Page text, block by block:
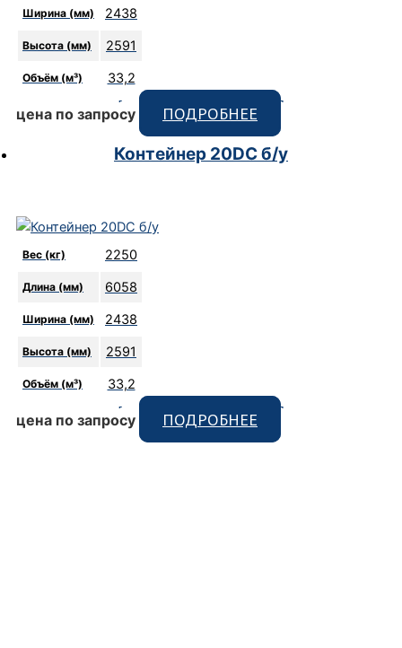
Ширина (мм) 2438
Высота (мм) 2591
Объём (м³)
33,2
[code_snippet id=9 format]
цена по запросу ПОДРОБНЕЕ
Контейнер 20DC б/у
Вес (кг) 2250
Длина (мм) 6058
Ширина (мм) 2438
Высота (мм) 2591
Объём (м³)
33,2
[code_snippet id=9 format]
цена по запросу ПОДРОБНЕЕ